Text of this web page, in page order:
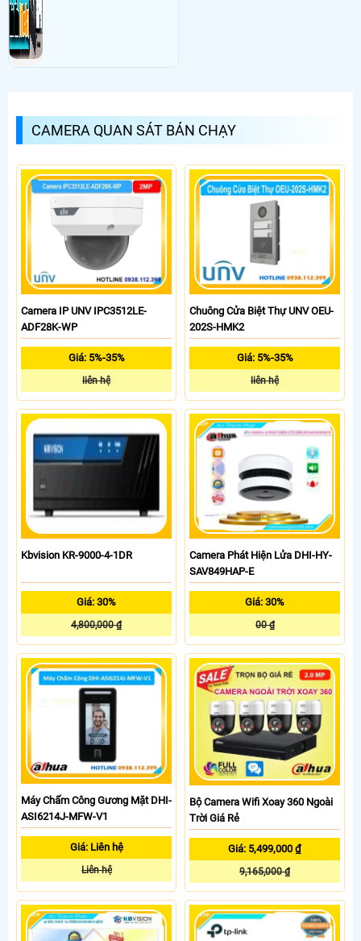
CAMERA QUAN SÁT BÁN CHẠY
Camera IP UNV IPC3512LE-
ADF28K-WP
Giá: 5%-35%
liên hệ
Chuông Cửa Biệt Thự UNV OEU-
202S-HMK2
Giá: 5%-35%
liên hệ
Kbvision KR-9000-4-1DR
Giá: 30%
4,800,000 ₫
Camera Phát Hiện Lửa DHI-HY-
SAV849HAP-E
Giá: 30%
00 ₫
Máy Chấm Công Gương Mặt DHI-
ASI6214J-MFW-V1
Giá: Liên hệ
Liên hệ
Bộ Camera Wifi Xoay 360 Ngoài
Trời Giá Rẻ
Giá: 5,499,000 ₫
9,165,000 ₫